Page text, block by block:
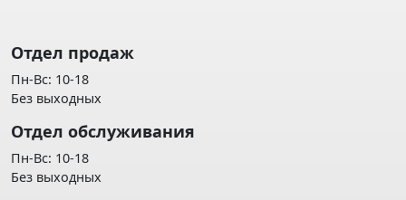
Отдел продаж
Пн-Вс: 10-18
Без выходных
Отдел обслуживания
Пн-Вс: 10-18
Без выходных